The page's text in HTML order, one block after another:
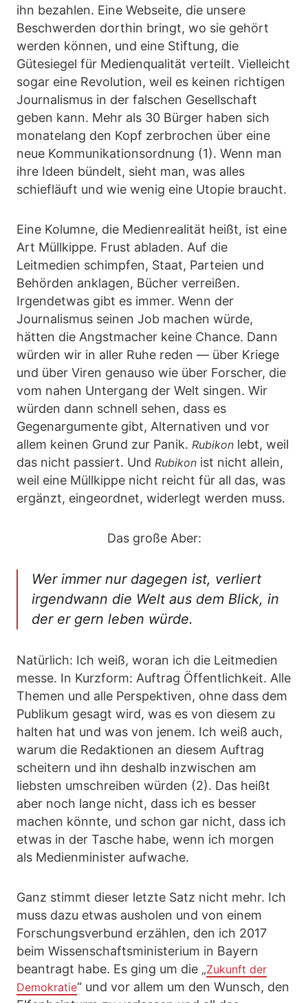
ihn bezahlen. Eine Webseite, die unsere
Beschwerden dorthin bringt, wo sie gehört
werden können, und eine Stiftung, die
Gütesiegel für Medienqualität verteilt. Vielleicht
sogar eine Revolution, weil es keinen richtigen
Journalismus in der falschen Gesellschaft
geben kann. Mehr als 30 Bürger haben sich
monatelang den Kopf zerbrochen über eine
neue Kommunikationsordnung (1). Wenn man
ihre Ideen bündelt, sieht man, was alles
schiefläuft und wie wenig eine Utopie braucht.
Eine Kolumne, die Medienrealität heißt, ist eine
Art Müllkippe. Frust abladen. Auf die
Leitmedien schimpfen, Staat, Parteien und
Behörden anklagen, Bücher verreißen.
Irgendetwas gibt es immer. Wenn der
Journalismus seinen Job machen würde,
hätten die Angstmacher keine Chance. Dann
würden wir in aller Ruhe reden — über Kriege
und über Viren genauso wie über Forscher, die
vom nahen Untergang der Welt singen. Wir
würden dann schnell sehen, dass es
Gegenargumente gibt, Alternativen und vor
allem keinen Grund zur Panik. Rubikon lebt, weil
das nicht passiert. Und Rubikon ist nicht allein,
weil eine Müllkippe nicht reicht für all das, was
ergänzt, eingeordnet, widerlegt werden muss.
Das große Aber:
Wer immer nur dagegen ist, verliert
irgendwann die Welt aus dem Blick, in
der er gern leben würde.
Natürlich: Ich weiß, woran ich die Leitmedien
messe. In Kurzform: Auftrag Öffentlichkeit. Alle
Themen und alle Perspektiven, ohne dass dem
Publikum gesagt wird, was es von diesem zu
halten hat und was von jenem. Ich weiß auch,
warum die Redaktionen an diesem Auftrag
scheitern und ihn deshalb inzwischen am
liebsten umschreiben würden (2). Das heißt
aber noch lange nicht, dass ich es besser
machen könnte, und schon gar nicht, dass ich
etwas in der Tasche habe, wenn ich morgen
als Medienminister aufwache.
Ganz stimmt dieser letzte Satz nicht mehr. Ich
muss dazu etwas ausholen und von einem
Forschungsverbund erzählen, den ich 2017
beim Wissenschaftsministerium in Bayern
beantragt habe. Es ging um die „Zukunft der
Demokratie“ und vor allem um den Wunsch, den